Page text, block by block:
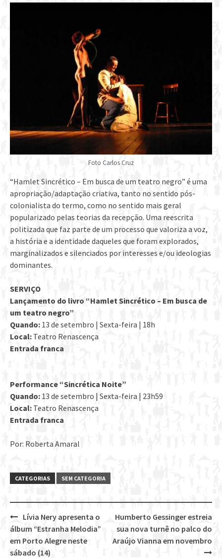
Foto Carlos Cruz
“Hamlet Sincrético – Em busca de um teatro negro” é uma
apropriação/adaptação criativa, tanto no sentido pós-
colonialista do termo, como no sentido mais geral
popularizado pelas teorias da recepção. Uma reescrita
politizada que faz parte de um processo que valoriza a voz,
a história e a identidade daqueles que foram explorados,
marginalizados e silenciados por interesses e/ou ideologias
dominantes.
SERVIÇO
Lançamento do livro “Hamlet Sincrético – Em busca de
um teatro negro”
Quando: 13 de setembro | Sexta-feira | 18h
Local: Teatro Renascença
Entrada franca
Performance “Sincrética Noite”
Quando: 13 de setembro | Sexta-feira | 23h59
Local: Teatro Renascença
Entrada franca
Por: Roberta Amaral
CATEGORIAS SEM CATEGORIA
Post
navigation
Humberto Gessinger estreia
sua nova turnê no palco do
Araújo Vianna em novembro
Lívia Nery apresenta o
álbum “Estranha Melodia”
em Porto Alegre neste
sábado (14)